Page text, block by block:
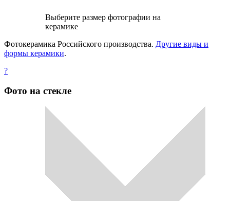
Выберите размер фотографии на
керамике
Фотокерамика Российского производства. Другие виды и
формы керамики.
?
Фото на стекле